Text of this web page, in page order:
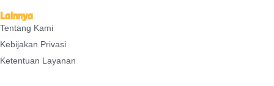
g
r
a
Lainnya
Tentang Kami
Kebijakan Privasi
Ketentuan Layanan